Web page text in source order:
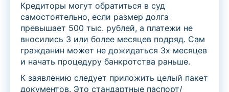
Кредиторы могут обратиться в суд
самостоятельно, если размер долга
превышает 500 тыс. рублей, а платежи не
вносились 3 или более месяцев подряд. Сам
гражданин может не дожидаться 3х месяцев
и начать процедуру банкротства раньше.
К заявлению следует приложить целый пакет
документов. Это стандартные паспорт/